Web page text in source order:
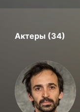
Актеры (34)